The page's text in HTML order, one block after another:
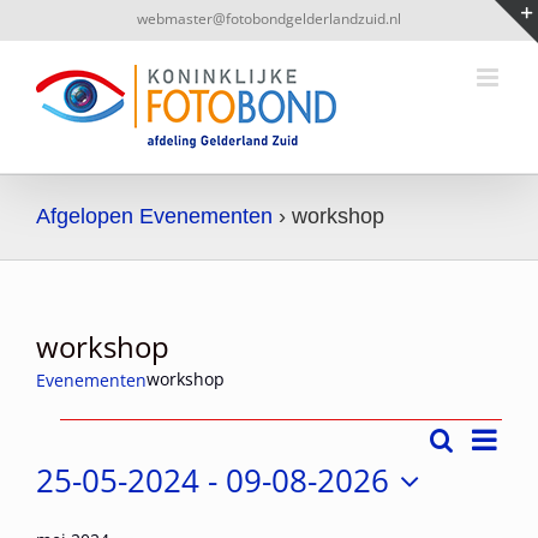
naar
inhoud
webmaster@fotobondgelderlandzuid.nl
Afgelopen Evenementen › workshop
workshop
Evenementenworkshop
Zoeken
Lijst
25-05-2024 - 09-08-2026